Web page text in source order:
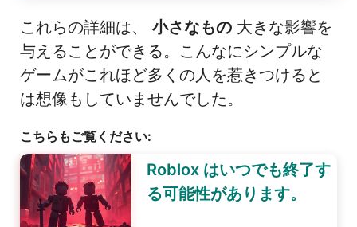
これらの詳細は、 小さなもの 大きな影響を
与えることができる。こんなにシンプルな
ゲームがこれほど多くの人を惹きつけると
は想像もしていませんでした。
こちらもご覧ください:
Roblox はいつでも終了す
る可能性があります。